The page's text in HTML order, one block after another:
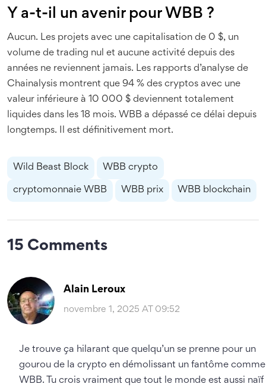
Y a-t-il un avenir pour WBB ?
Aucun. Les projets avec une capitalisation de 0 $, un
volume de trading nul et aucune activité depuis des
années ne reviennent jamais. Les rapports d’analyse de
Chainalysis montrent que 94 % des cryptos avec une
valeur inférieure à 10 000 $ deviennent totalement
liquides dans les 18 mois. WBB a dépassé ce délai depuis
longtemps. Il est définitivement mort.
Wild Beast Block WBB crypto
cryptomonnaie WBB WBB prix WBB blockchain
15 Comments
Alain Leroux
novembre 1, 2025 AT 09:52
Je trouve ça hilarant que quelqu’un se prenne pour un
gourou de la crypto en démolissant un fantôme comme
WBB. Tu crois vraiment que tout le monde est aussi naïf